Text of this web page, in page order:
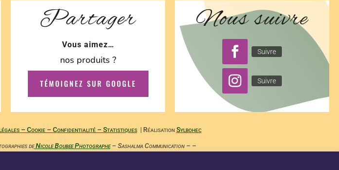
Partager
Vous aimez…
nos produits ?
TÉMOIGNEZ SUR GOOGLE
Nous suivre
Suivre
Suivre
– Cookie – Confidentialité – Statistiques| RéalisationSylbohec
deNicole Boubee Photographe– Sashalma Communication – –